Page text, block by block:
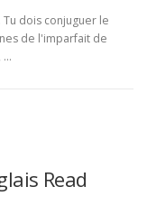
Tu dois conjuguer le
de l'imparfait de
…
Read